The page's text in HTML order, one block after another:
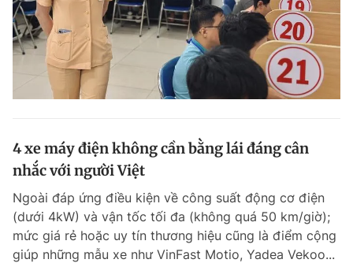
4 xe máy điện không cần bằng lái đáng cân
nhắc với người Việt
Ngoài đáp ứng điều kiện về công suất động cơ điện
(dưới 4kW) và vận tốc tối đa (không quá 50 km/giờ);
mức giá rẻ hoặc uy tín thương hiệu cũng là điểm cộng
giúp những mẫu xe như VinFast Motio, Yadea Vekoo...